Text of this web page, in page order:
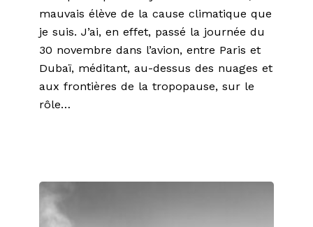
mauvais élève de la cause climatique que
je suis. J’ai, en effet, passé la journée du
30 novembre dans l’avion, entre Paris et
Dubaï, méditant, au-dessus des nuages et
aux frontières de la tropopause, sur le
rôle…